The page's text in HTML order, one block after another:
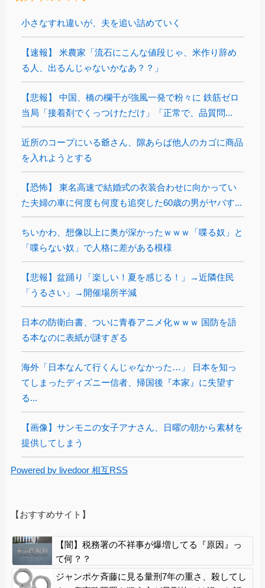
小さなすれ違いが、夫を追い詰めていく
【速報】 米農家「流石にこんな値段じゃ、米作り辞め
る人、出るんじゃないかなあ？？」
【悲報】 中国、橋の欄干が強風一発で粉々に 鉄筋ゼロ
当局「接着剤でくっつけただけ」「正常で、品質問...
近所のコープにいる爺さん、隙あらば他人のカゴに商品
を入れようとする
【恐怖】 東名高速で結婚式の衣装合わせに向かってい
た夫婦の車に何度も何度も追突した60歳の男がヤバす...
ちいかわ、想像以上に奥が深かったｗｗｗ「喋る奴」と
「喋らない奴」で人格に差がある模様
【悲報】盆踊り「楽しい！夏を感じる！」→近隣住民
「うるさい」→開催場所半減
日本の防衛白書、ついに青春アニメ化ｗｗｗ 国防を語
る本なのに表紙が謎すぎる
海外「日本なんて行くんじゃなかった…」 日本を知っ
てしまったディズニー信者、帰国後『本家』に失望す
る...
【画像】サンモニの女子アナさん、日曜の朝から素材を
提供してしまう
Powered by livedoor 相互RSS
【おすすめサイト】
【闇】税務署の不祥事が爆増してる『原因』っ
て何？？
ジャンポケ斉藤に見る量刑7年の重さ、殺してし